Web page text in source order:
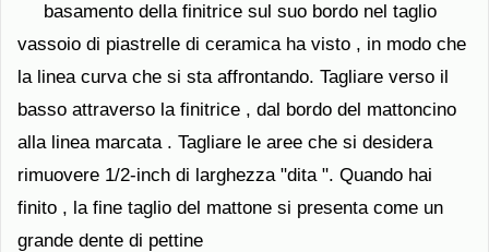
basamento della finitrice sul suo bordo nel taglio
vassoio di piastrelle di ceramica ha visto , in modo che
la linea curva che si sta affrontando. Tagliare verso il
basso attraverso la finitrice , dal bordo del mattoncino
alla linea marcata . Tagliare le aree che si desidera
rimuovere 1/2-inch di larghezza "dita ". Quando hai
finito , la fine taglio del mattone si presenta come un
grande dente di pettine